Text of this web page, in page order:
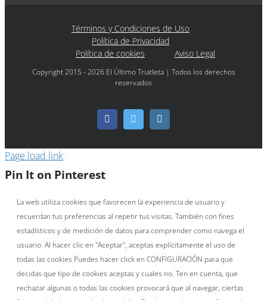
Términos y Condiciones de Uso
Política de Privacidad
Política de cookies
Aviso Legal
Copyright 2015 - 2026 El Último Triatleta | Todos los derechos
reservados
FacebookTwitter
Page load link
Pin It on Pinterest
La web utiliza cookies que favorecen la experiencia de usuario y
recuerdan tus preferencias al repetir tus visitas. También con fines
estadísticos y de medición de datos para comprender como navega el
usuario. Al hacer clic en "Aceptar", aceptas explícitamente el uso de
todas las cookies Puedes hacer click en CONFIGURACIÓN para que
decidas que tipo de cookies aceptas y cuales no. Ten en cuenta, que
rechazar algunas o todas las cookies provocará que al navegar, ciertas